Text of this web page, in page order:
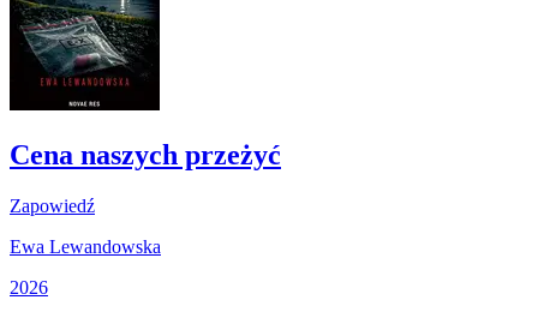
Cena naszych przeżyć
Zapowiedź
Ewa Lewandowska
2026